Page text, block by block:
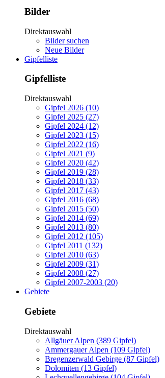
Bilder
Direktauswahl
Bilder suchen
Neue Bilder
Gipfelliste
Gipfelliste
Direktauswahl
Gipfel 2026 (10)
Gipfel 2025 (27)
Gipfel 2024 (12)
Gipfel 2023 (15)
Gipfel 2022 (16)
Gipfel 2021 (9)
Gipfel 2020 (42)
Gipfel 2019 (28)
Gipfel 2018 (33)
Gipfel 2017 (43)
Gipfel 2016 (68)
Gipfel 2015 (50)
Gipfel 2014 (69)
Gipfel 2013 (80)
Gipfel 2012 (105)
Gipfel 2011 (132)
Gipfel 2010 (63)
Gipfel 2009 (31)
Gipfel 2008 (27)
Gipfel 2007-2003 (20)
Gebiete
Gebiete
Direktauswahl
Allgäuer Alpen (389 Gipfel)
Ammergauer Alpen (109 Gipfel)
Bregenzerwald Gebirge (87 Gipfel)
Dolomiten (13 Gipfel)